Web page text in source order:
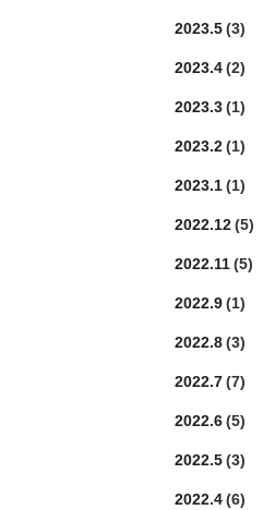
2023.5(3)
2023.4(2)
2023.3(1)
2023.2(1)
2023.1(1)
2022.12(5)
2022.11(5)
2022.9(1)
2022.8(3)
2022.7(7)
2022.6(5)
2022.5(3)
2022.4(6)